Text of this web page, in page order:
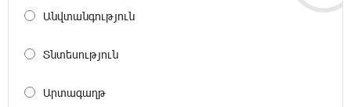
բնակիչ
20:14:36 8-08-2026
օգոստոսի 30-ը
Անվտանգություն
Տնտեսություն
Արտագաղթ